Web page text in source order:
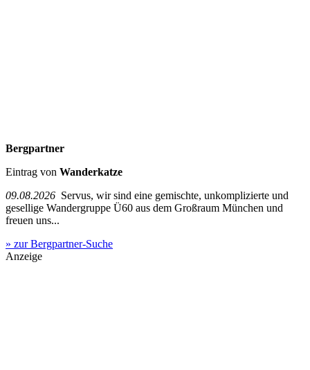
Bergpartner
Eintrag von Wanderkatze
09.08.2026 Servus, wir sind eine gemischte, unkomplizierte und
gesellige Wandergruppe Ü60 aus dem Großraum München und
freuen uns...
» zur Bergpartner-Suche
Anzeige